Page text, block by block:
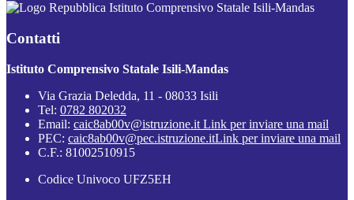
Istituto Comprensivo Statale Isili-Mandas
Contatti
Istituto Comprensivo Statale Isili-Mandas
Via Grazia Deledda, 11 - 08033 Isili
Tel: 0782 802032
Email: caic8ab00v@istruzione.it Link per inviare una mail
PEC: caic8ab00v@pec.istruzione.itLink per inviare una mail
C.F.: 81002510915
Codice Univoco UFZ5EH